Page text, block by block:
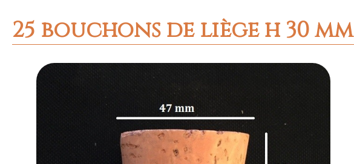
25 bouchons de liège h 30 mm